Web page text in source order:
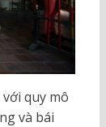
quy mô
và bái